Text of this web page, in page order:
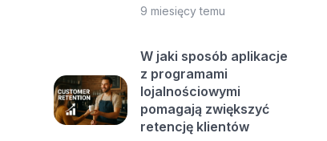
9 miesięcy temu
W jaki sposób aplikacje
z programami
lojalnościowymi
pomagają zwiększyć
retencję klientów